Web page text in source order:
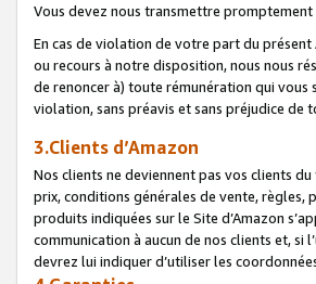
Vous devez nous transmettre
En cas de violation de votre part du
ou recours à notre disposition, nous nous
de renoncer à) toute rémunération qui
violation, sans préavis et sans préjudice
3.Clients d’Amazon
Nos clients ne deviennent pas vos clients
prix, conditions générales de vente, règles,
produits indiquées sur le Site d’Amazon
communication à aucun de nos clients et, si
devrez lui indiquer d’utiliser les